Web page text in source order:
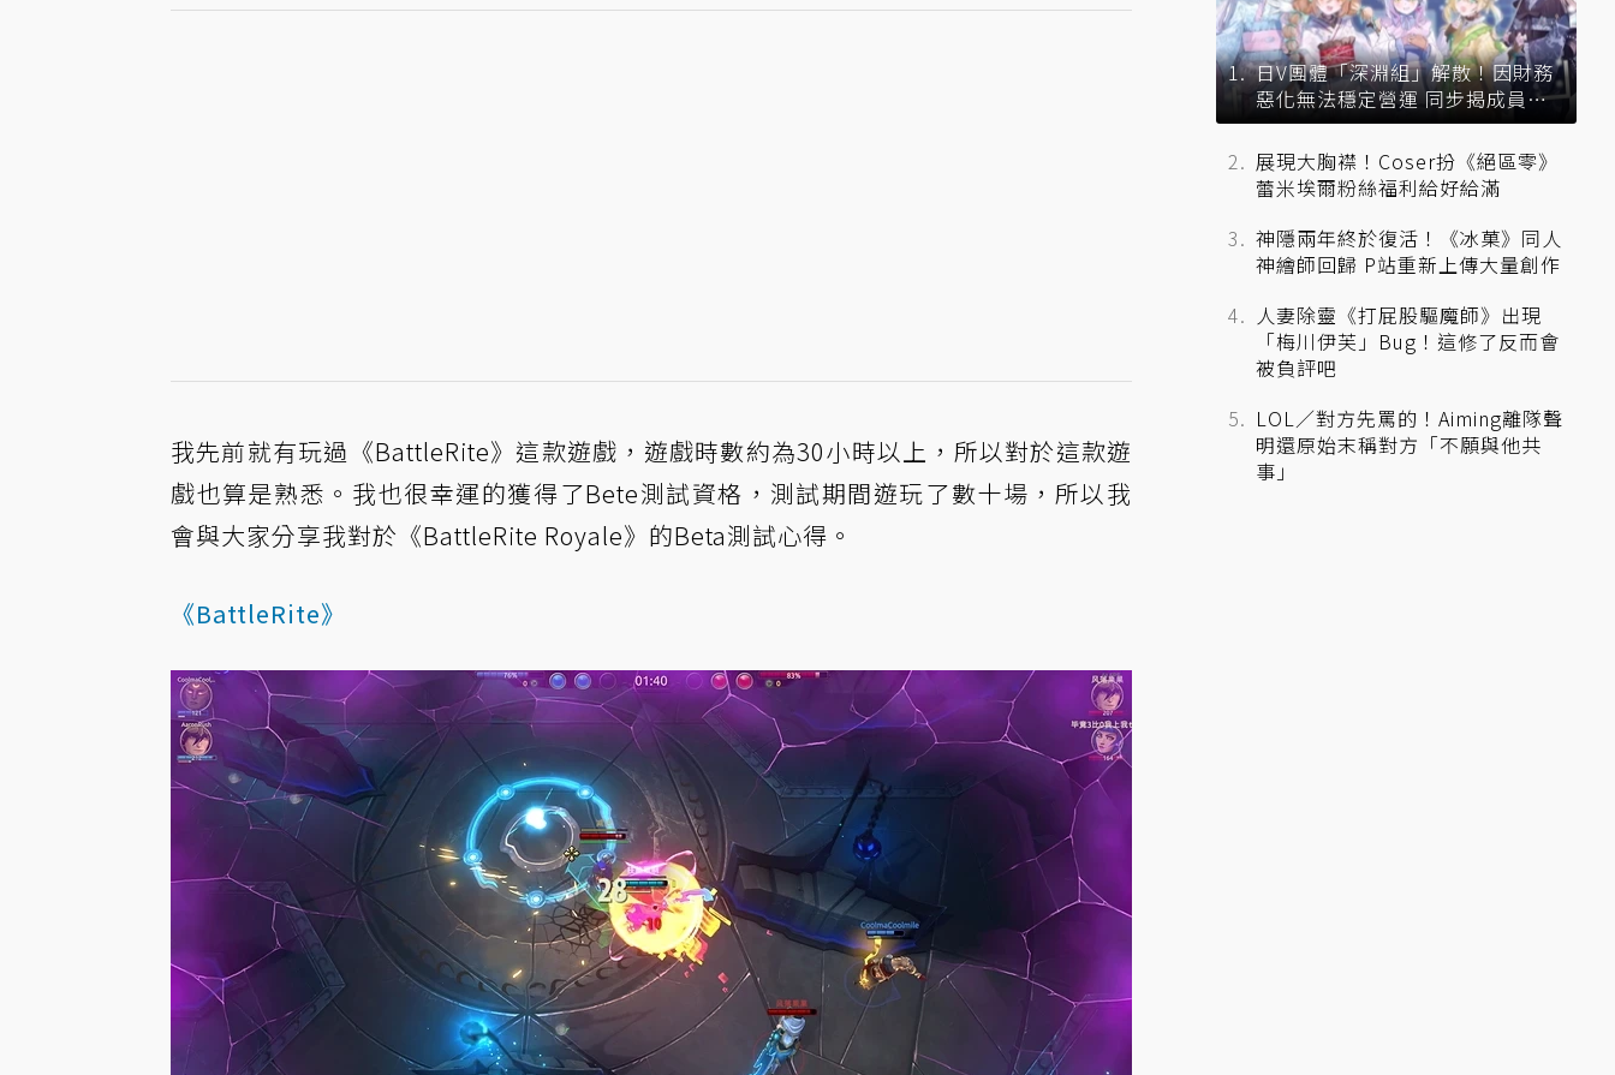
我先前就有玩過《BattleRite》這款遊戲，遊戲時數約為30小時以上，所以對於這款遊
戲也算是熟悉。我也很幸運的獲得了Bete測試資格，測試期間遊玩了數十場，所以我
會與大家分享我對於《BattleRite Royale》的Beta測試心得。
《BattleRite》
日V團體「深淵組」解散！因財務
惡化無法穩定營運 同步揭成員未
來去向
展現大胸襟！Coser扮《絕區零》
蕾米埃爾粉絲福利給好給滿
神隱兩年終於復活！《冰菓》同人
神繪師回歸 P站重新上傳大量創作
人妻除靈《打屁股驅魔師》出現
「梅川伊芙」Bug！這修了反而會
被負評吧
LOL／對方先罵的！Aiming離隊聲
明還原始末稱對方「不願與他共
事」